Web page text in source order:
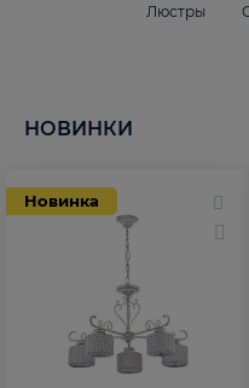
Люстры
НОВИНКИ
Новинка